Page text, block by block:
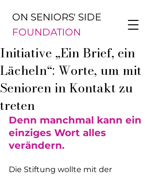
ON SENIORS' SIDE
FOUNDATION
Initiative „Ein Brief, ein
Lächeln“: Worte, um mit
Senioren in Kontakt zu
treten
Denn manchmal kann ein
einziges Wort alles
verändern.
Die Stiftung wollte mit der